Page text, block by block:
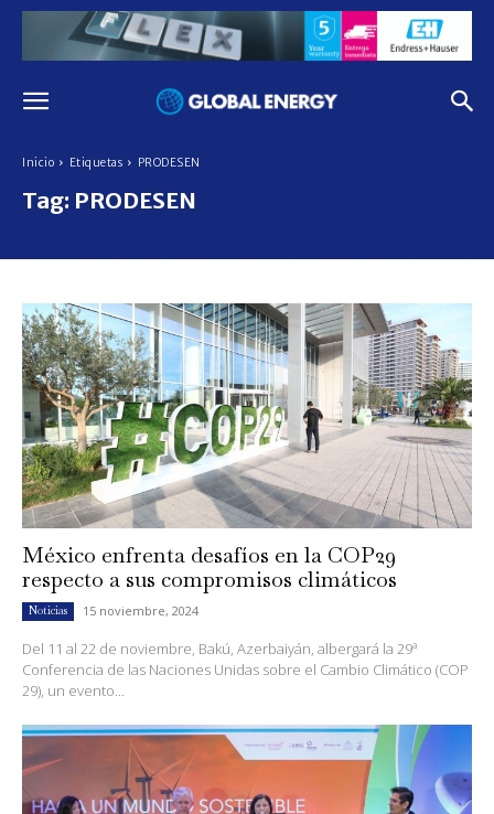
Inicio Etiquetas PRODESEN
Tag: PRODESEN
México enfrenta desafíos en la COP29
respecto a sus compromisos climáticos
Noticias 15 noviembre, 2024
Del 11 al 22 de noviembre, Bakú, Azerbaiyán, albergará la 29ª
Conferencia de las Naciones Unidas sobre el Cambio Climático (COP
29), un evento...